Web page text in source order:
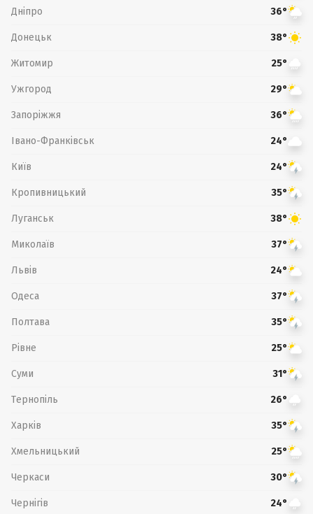
Дніпро 36°
Донецьк 38°
Житомир 25°
Ужгород 29°
Запоріжжя 36°
Івано-Франківськ 24°
Київ 24°
Кропивницький 35°
Луганськ 38°
Миколаїв 37°
Львів 24°
Одеса 37°
Полтава 35°
Рівне 25°
Суми 31°
Тернопіль 26°
Харків 35°
Хмельницький 25°
Черкаси 30°
Чернігів 24°